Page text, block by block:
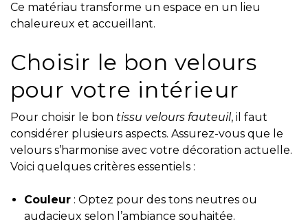
Ce matériau transforme un espace en un lieu
chaleureux et accueillant.
Choisir le bon velours
pour votre intérieur
Pour choisir le bon tissu velours fauteuil, il faut
considérer plusieurs aspects. Assurez-vous que le
velours s’harmonise avec votre décoration actuelle.
Voici quelques critères essentiels :
Couleur : Optez pour des tons neutres ou
audacieux selon l’ambiance souhaitée.